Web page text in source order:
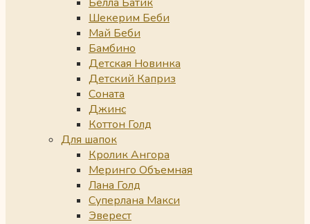
Шекерим Беби
Май Беби
Бамбино
Детская Новинка
Детский Каприз
Соната
Джинс
Коттон Голд
Для шапок
Кролик Ангора
Меринго Объемная
Лана Голд
Суперлана Макси
Эверест